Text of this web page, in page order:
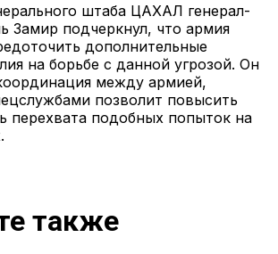
штаба ЦАХАЛ генерал-
Замир подчеркнул, что армия
дополнительные
на борьбе с данной угрозой. Он
между армией,
позволит повысить
перехвата подобных попыток на
также